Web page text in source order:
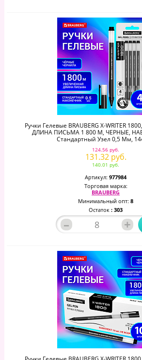
Ручки Гелевые BRAUBERG X-WRITER
ДЛИНА ПИСЬМА 1 800 М, ЧЕРНЫЕ,
Стандартный Узел 0,5 Мм,
124.56 руб.
131.32 руб.
140.01 руб.
Артикул: 977984
Торговая марка:
BRAUBERG
Минимальный опт: 8
Остаток : 303
– +